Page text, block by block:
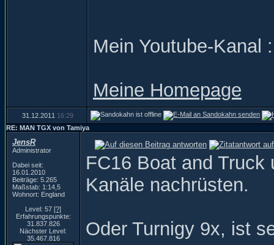
Mein Youtube-Kanal
Meine Homepage
31.12.2011 16:29
RE: MAN TGX von Tamiya
JensR
Administrator
Dabei seit:
16.01.2010
Beiträge: 5.265
Maßstab: 1:14,5
Wohnort: England
Level: 57 [?]
Erfahrungspunkte:
31.837.826
Nächster Level:
35.467.816
FC16 Boat and
Kanäle nachrüsten.
Oder Turnigy 9x, ist